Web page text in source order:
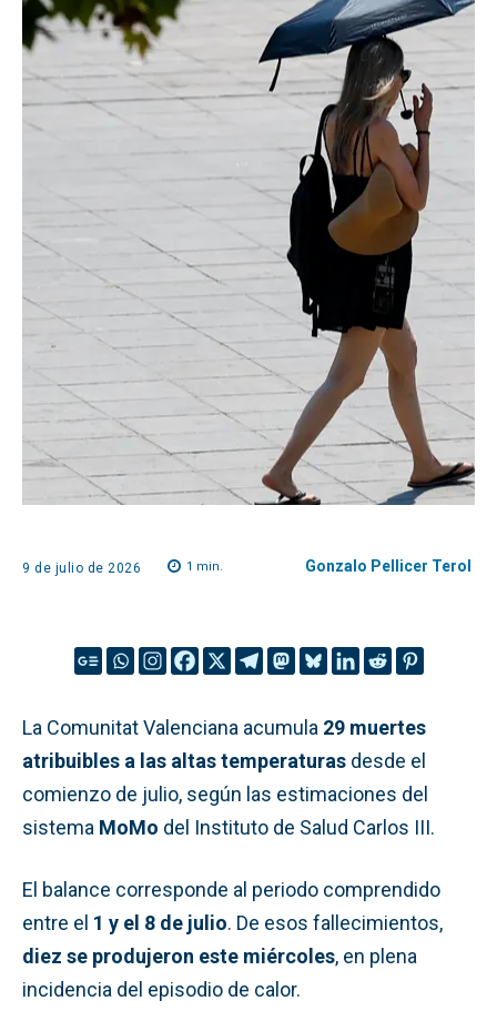
9 de julio de 2026 1 min. Gonzalo Pellicer Terol
La Comunitat Valenciana acumula 29 muertes
atribuibles a las altas temperaturas desde el
comienzo de julio, según las estimaciones del
sistema MoMo del Instituto de Salud Carlos III.
El balance corresponde al periodo comprendido
entre el 1 y el 8 de julio. De esos fallecimientos,
diez se produjeron este miércoles, en plena
incidencia del episodio de calor.